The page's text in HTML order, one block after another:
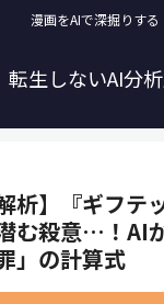
漫画をAIで深掘りする
転生しないAI分
析】『ギフテ
む殺意…！AI
」の計算式